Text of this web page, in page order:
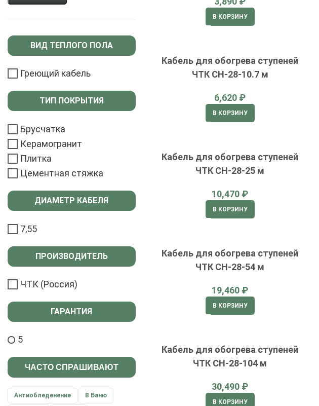
ВИД ТЕПЛОГО ПОЛА
Греющий кабель
ТИП ПОКРЫТИЯ
Брусчатка
Керамогранит
Плитка
Цементная стяжка
ДИАМЕТР КАБЕЛЯ
7,55
ПРОИЗВОДИТЕЛЬ
ЧТК (Россия)
ГАРАНТИЯ
5
ЧАСТО СПРАШИВАЮТ
Антиобледенение В Баню
В КОРЗИНУ
Кабель для обогрева ступеней
ЧТК СН-28-10.7 м
₽
В КОРЗИНУ
Кабель для обогрева ступеней
ЧТК СН-28-25 м
₽
В КОРЗИНУ
Кабель для обогрева ступеней
ЧТК СН-28-54 м
₽
В КОРЗИНУ
Кабель для обогрева ступеней
ЧТК СН-28-104 м
₽
В КОРЗИНУ